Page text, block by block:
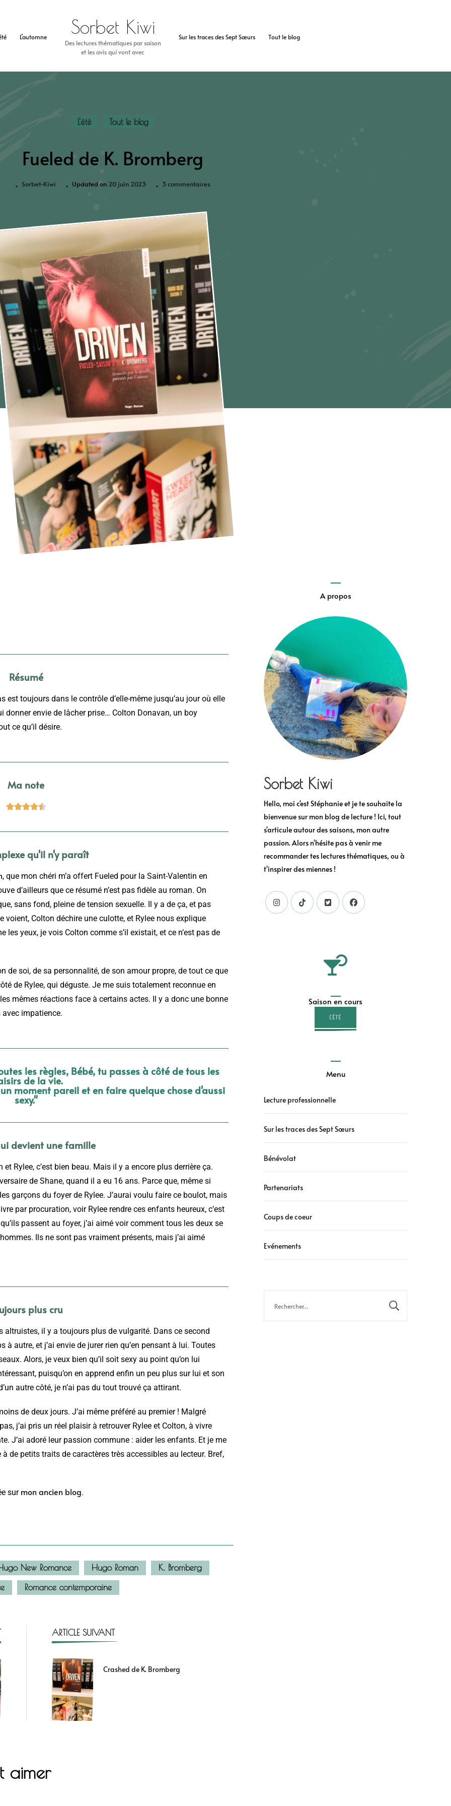
L’automne Sur les traces des Sept Sœurs Tout le blog
Sorbet Kiwi
Des lectures thématiques par saison
et les avis qui vont avec
L'été Tout le blog
Fueled de K. Bromberg
Sorbet-Kiwi Updated on 20 juin 2023 3 commentaires
Résumé
est toujours dans le contrôle d’elle-même jusqu’au jour où elle
donner envie de lâcher prise… Colton Donavan, un boy
ce qu’il désire.
Ma note

qu'il n'y paraît
, que mon chéri m’a offert Fueled pour la Saint-Valentin en
d’ailleurs que ce résumé n’est pas fidèle au roman. On
sans fond, pleine de tension sexuelle. Il y a de ça, et pas
voient, Colton déchire une culotte, et Rylee nous explique
les yeux, je vois Colton comme s’il existait, et ce n’est pas de
de soi, de sa personnalité, de son amour propre, de tout ce que
de Rylee, qui déguste. Je me suis totalement reconnue en
mêmes réactions face à certains actes. Il y a donc une bonne
avec impatience.
les règles, Bébé, tu passes à côté de tous les
de la vie.
moment pareil et en faire quelque chose d'aussi
sexy."
devient une famille
Rylee, c’est bien beau. Mais il y a encore plus derrière ça.
de Shane, quand il a eu 16 ans. Parce que, même si
garçons du foyer de Rylee. J’aurai voulu faire ce boulot, mais
par procuration, voir Rylee rendre ces enfants heureux, c’est
passent au foyer, j’ai aimé voir comment tous les deux se
Ils ne sont pas vraiment présents, mais j’ai aimé
plus cru
altruistes, il y a toujours plus de vulgarité. Dans ce second
autre, et j’ai envie de jurer rien qu’en pensant à lui. Toutes
Alors, je veux bien qu’il soit sexy au point qu’on lui
puisqu’on en apprend enfin un peu plus sur lui et son
autre côté, je n’ai pas du tout trouvé ça attirant.
de deux jours. J’ai même préféré au premier ! Malgré
j’ai pris un réel plaisir à retrouver Rylee et Colton, à vivre
J’ai adoré leur passion commune : aider les enfants. Et je me
à de petits traits de caractères très accessibles au lecteur. Bref,
sur mon ancien blog.
New Romance Hugo Roman
K. Bromberg
Romance contemporaine
ARTICLE SUIVANT
Crashed de K. Bromberg
aimer
A propos
Sorbet Kiwi
Hello, moi c'est Stéphanie et je te souhaite la
bienvenue sur mon blog de lecture ! Ici, tout
s'articule autour des saisons, mon autre
passion. Alors n'hésite pas à venir me
recommander tes lectures thématiques, ou à
t'inspirer des miennes !
Saison en cours
L'ÉTÉ
Menu
Lecture professionnelle
Sur les traces des Sept Sœurs
Bénévolat
Partenariats
Coups de coeur
Evénements